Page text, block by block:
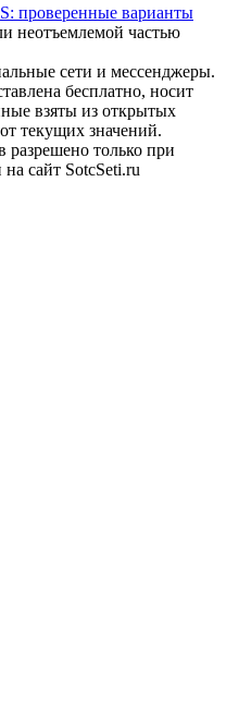
проверенные варианты
неотъемлемой частью
сети и мессенджеры.
бесплатно, носит
взяты из открытых
текущих значений.
только при
сайт SotcSeti.ru